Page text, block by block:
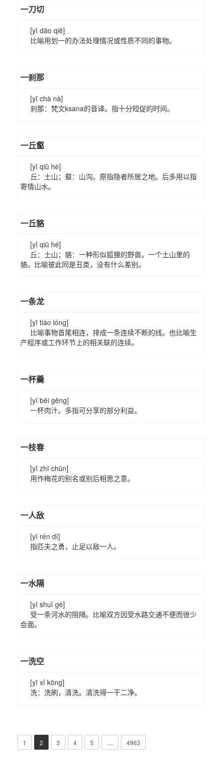
一刀切
[yī dāo qiē]
比喻用划一的办法处理情况或性质不同的事物。
一刹那
[yī chà nà]
刹那：梵文ksana的音译。指十分短促的时间。
一丘壑
[yī qiū hè]
丘：土山；壑：山沟。原指隐者所居之地。后多用以指
寄情山水。
一丘貉
[yī qiū hé]
丘：土山；貉：一种形似狐狸的野兽。一个土山里的
貉。比喻彼此同是丑类，没有什么差别。
一条龙
[yī tiáo lóng]
比喻事物首尾相连，排成一条连续不断的线。也比喻生
产程序或工作环节上的相关联的连续。
一杯羹
[yī bēi gēng]
一杯肉汁。多指可分享的部分利益。
一枝春
[yī zhī chūn]
用作梅花的别名或别后相思之意。
一人敌
[yī rén dí]
指匹夫之勇，止足以敌一人。
一水隔
[yī shuǐ gé]
受一条河水的阻隔。比喻双方因受水路交通不便而很少
会面。
一洗空
[yī xǐ kōng]
洗：洗刷，清洗。清洗得一干二净。
1 2 3 4 5 .... 4963